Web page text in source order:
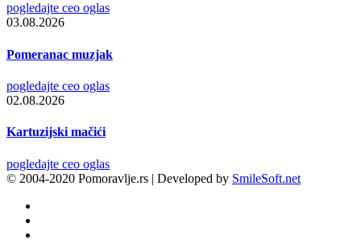
pogledajte ceo oglas
03.08.2026
Pomeranac muzjak
pogledajte ceo oglas
02.08.2026
Kartuzijski mačići
pogledajte ceo oglas
© 2004-2020 Pomoravlje.rs | Developed by SmileSoft.net